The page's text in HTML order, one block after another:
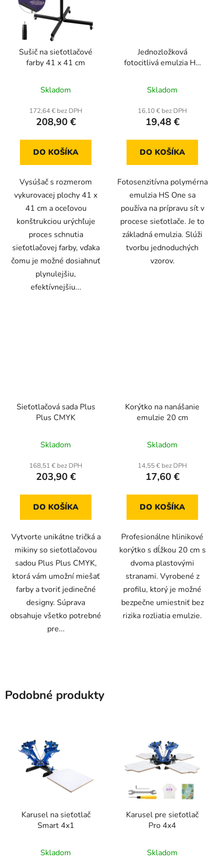
Sušič na sieťotlačové
farby 41 x 41 cm
Skladom
172,64 € bez DPH
208,90 €
DO KOŠÍKA
Vysúšač s rozmerom
vykurovacej plochy 41 x
41 cm a oceľovou
konštrukciou urýchľuje
proces schnutia
sieťotlačovej farby, vďaka
čomu je možné dosiahnuť
plynulejšiu,
efektívnejšiu...
Jednozložková
fotocitlivá emulzia HS
hodnotenie
produktu
je
z
Skladom
16,10 € bez DPH
19,48 €
DO KOŠÍKA
Fotosenzitívna polymérna
emulzia HS One sa
používa na prípravu sít v
procese sieťotlače. Je to
základná emulzia. Slúži
tvorbu jednoduchých
vzorov.
Sieťotlačová sada Plus
Plus CMYK
hodnotenie
produktu
je
z
Skladom
168,51 € bez DPH
203,90 €
DO KOŠÍKA
Vytvorte unikátne tričká a
mikiny so sieťotlačovou
sadou Plus Plus CMYK,
ktorá vám umožní miešať
farby a tvoriť jedinečné
designy. Súprava
obsahuje všetko potrebné
pre...
Korýtko na nanášanie
emulzie 20 cm
hodnotenie
produktu
je
z
Skladom
14,55 € bez DPH
17,60 €
DO KOŠÍKA
Profesionálne hlinikové
korýtko s dĺžkou 20 cm s
dvoma plastovými
stranami. Vyrobené z
profilu, ktorý je možné
bezpečne umiestniť bez
rizika rozliatia emulzie.
Podobné produkty
Karusel na sieťotlač
Smart 4x1
Skladom
Karusel pre sieťotlač
Pro 4x4
Skladom